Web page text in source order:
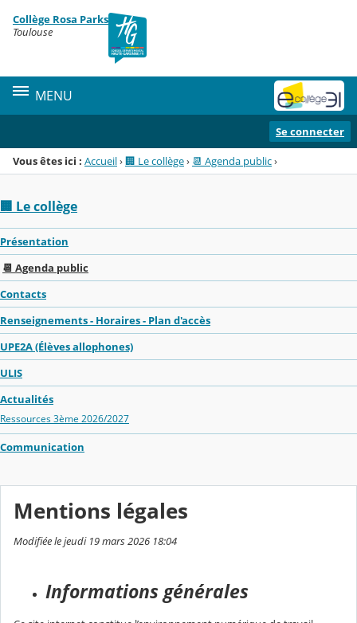
Menu de la rubrique
Contenu
Collège Rosa Parks
Toulouse
MENU
Se connecter
Vous êtes ici : Accueil›🏢 Le collège› 📆 Agenda public›
🏢 Le collège
Présentation
📆 Agenda public
Contacts
Renseignements - Horaires - Plan d'accès
UPE2A (Élèves allophones)
ULIS
Actualités
Ressources 3ème 2026/2027
Communication
Mentions légales
Modifiée le jeudi 19 mars 2026 18:04
Informations générales